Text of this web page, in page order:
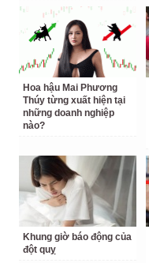
Hoa hậu Mai Phương
Thúy từng xuất hiện tại
những doanh nghiệp
nào?
Khung giờ báo động của
đột quỵ